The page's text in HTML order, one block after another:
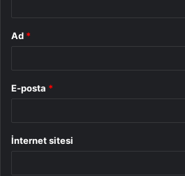
Ad *
E-posta *
İnternet sitesi